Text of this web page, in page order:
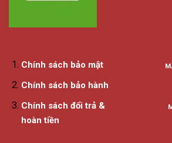
Chính sách bảo mật
Chính sách bảo hành
Chính sách đổi trả &
hoàn tiền